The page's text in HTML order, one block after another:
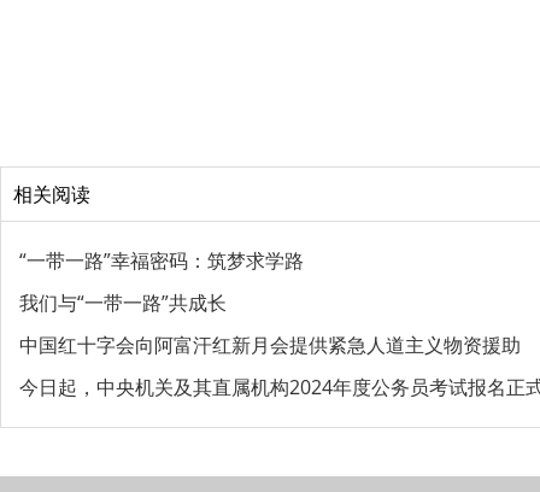
相关阅读
“一带一路”幸福密码：筑梦求学路
我们与“一带一路”共成长
中国红十字会向阿富汗红新月会提供紧急人道主义物资援助
今日起，中央机关及其直属机构2024年度公务员考试报名正